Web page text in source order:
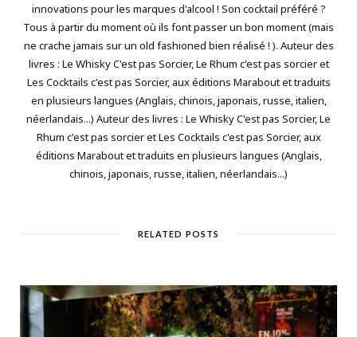
innovations pour les marques d'alcool ! Son cocktail préféré ?
Tous à partir du moment où ils font passer un bon moment (mais
ne crache jamais sur un old fashioned bien réalisé ! ). Auteur des
livres : Le Whisky C'est pas Sorcier, Le Rhum c'est pas sorcier et
Les Cocktails c'est pas Sorcier, aux éditions Marabout et traduits
en plusieurs langues (Anglais, chinois, japonais, russe, italien,
néerlandais...) Auteur des livres : Le Whisky C'est pas Sorcier, Le
Rhum c'est pas sorcier et Les Cocktails c'est pas Sorcier, aux
éditions Marabout et traduits en plusieurs langues (Anglais,
chinois, japonais, russe, italien, néerlandais...)
RELATED POSTS